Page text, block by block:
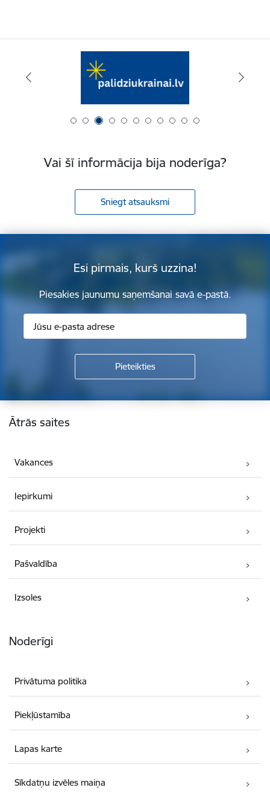
Vai šī informācija bija noderīga?
Sniegt atsauksmi
Esi pirmais, kurš uzzina!
Piesakies jaunumu saņemšanai savā e-pastā.
Kājene
Ātrās saites
Vakances
Iepirkumi
Projekti
Pašvaldība
Izsoles
Noderīgi
Privātuma politika
Piekļūstamība
Lapas karte
Sīkdatņu izvēles maiņa